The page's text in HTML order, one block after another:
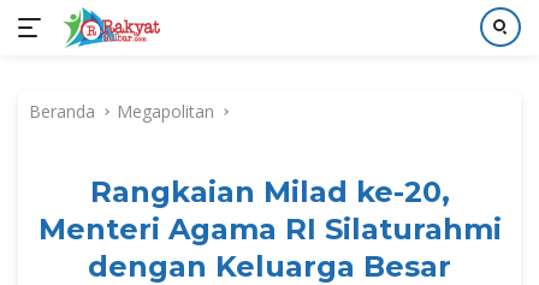
kontenBeranda Megapolitan
Rangkaian Milad ke-20,
Menteri Agama RI Silaturahmi
dengan Keluarga Besar